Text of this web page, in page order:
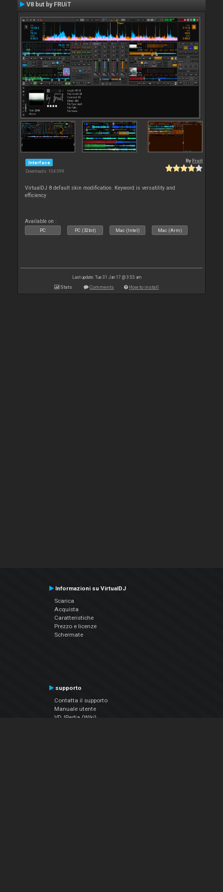
V8 but by FRUiT
Interface
Downloads: 104 099
By Fruit
VirtualDJ 8 default skin modification. Keyword is versatility and
efficiency
Available on :
PC PC (32bit) Mac (Intel) Mac (Arm)
Last update: Tue 31 Jan 17 @ 3:53 am
Stats Comments How to install
Informazioni su VirtualDJ
Scarica
Acquista
Caratteristiche
Prezzo e licenze
Schermate
supporto
Contatta il supporto
Manuale utente
VDJPedia (Wiki)